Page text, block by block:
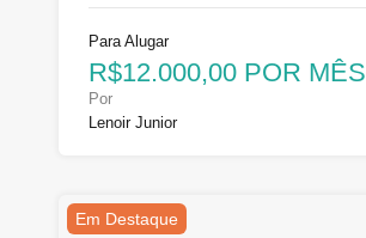
Para Alugar
R$12.000,00 POR MÊS
Por
Lenoir Junior
Em Destaque